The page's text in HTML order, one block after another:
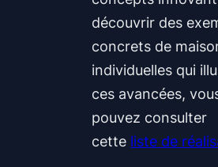
découvrir des
concrets de
individuelles qui
ces avancées,
pouvez consulter
cette liste de